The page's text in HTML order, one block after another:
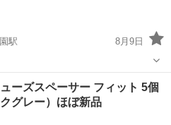
駅
8月9日
その他 スペーサー
ューズスペーサー フィット 5個
グレー）ほぼ新品